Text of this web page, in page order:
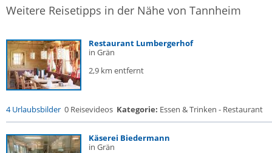
Weitere Reisetipps in der Nähe von Tannheim
Restaurant Lumbergerhof
in Grän
2,9 km entfernt
4 Urlaubsbilder 0 Reisevideos Kategorie: Essen & Trinken - Restaurant
Käserei Biedermann
in Grän